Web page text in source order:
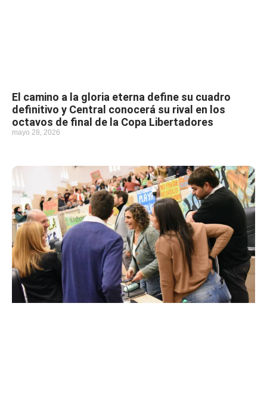
El camino a la gloria eterna define su cuadro
definitivo y Central conocerá su rival en los
octavos de final de la Copa Libertadores
mayo 28, 2026